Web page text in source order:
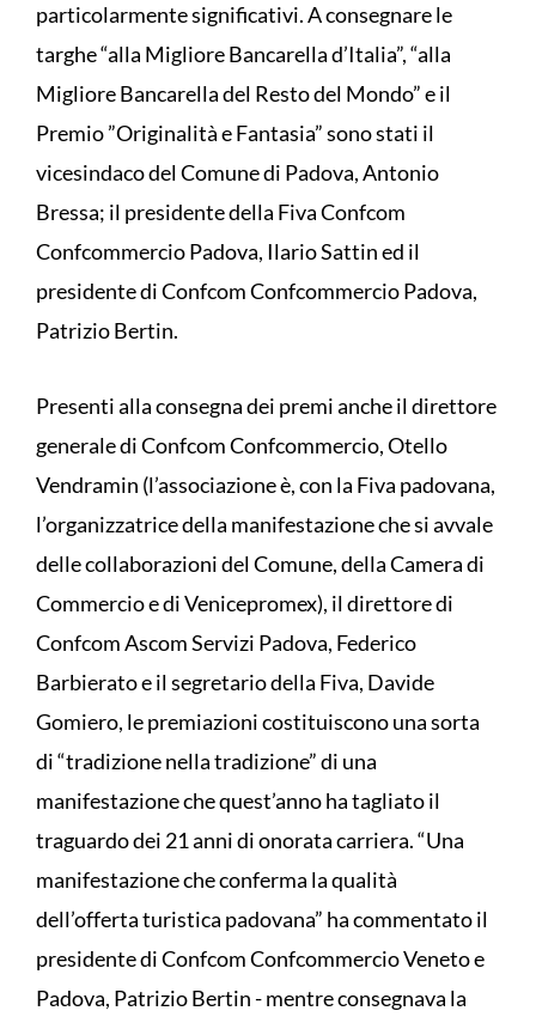
particolarmente significativi. A consegnare le
targhe “alla Migliore Bancarella d’Italia”, “alla
Migliore Bancarella del Resto del Mondo” e il
Premio ”Originalità e Fantasia” sono stati il
vicesindaco del Comune di Padova, Antonio
Bressa; il presidente della Fiva Confcom
Confcommercio Padova, Ilario Sattin ed il
presidente di Confcom Confcommercio Padova,
Patrizio Bertin.
Presenti alla consegna dei premi anche il direttore
generale di Confcom Confcommercio, Otello
Vendramin (l’associazione è, con la Fiva padovana,
l’organizzatrice della manifestazione che si avvale
delle collaborazioni del Comune, della Camera di
Commercio e di Venicepromex), il direttore di
Confcom Ascom Servizi Padova, Federico
Barbierato e il segretario della Fiva, Davide
Gomiero, le premiazioni costituiscono una sorta
di “tradizione nella tradizione” di una
manifestazione che quest’anno ha tagliato il
traguardo dei 21 anni di onorata carriera. “Una
manifestazione che conferma la qualità
dell’offerta turistica padovana” ha commentato il
presidente di Confcom Confcommercio Veneto e
Padova, Patrizio Bertin - mentre consegnava la